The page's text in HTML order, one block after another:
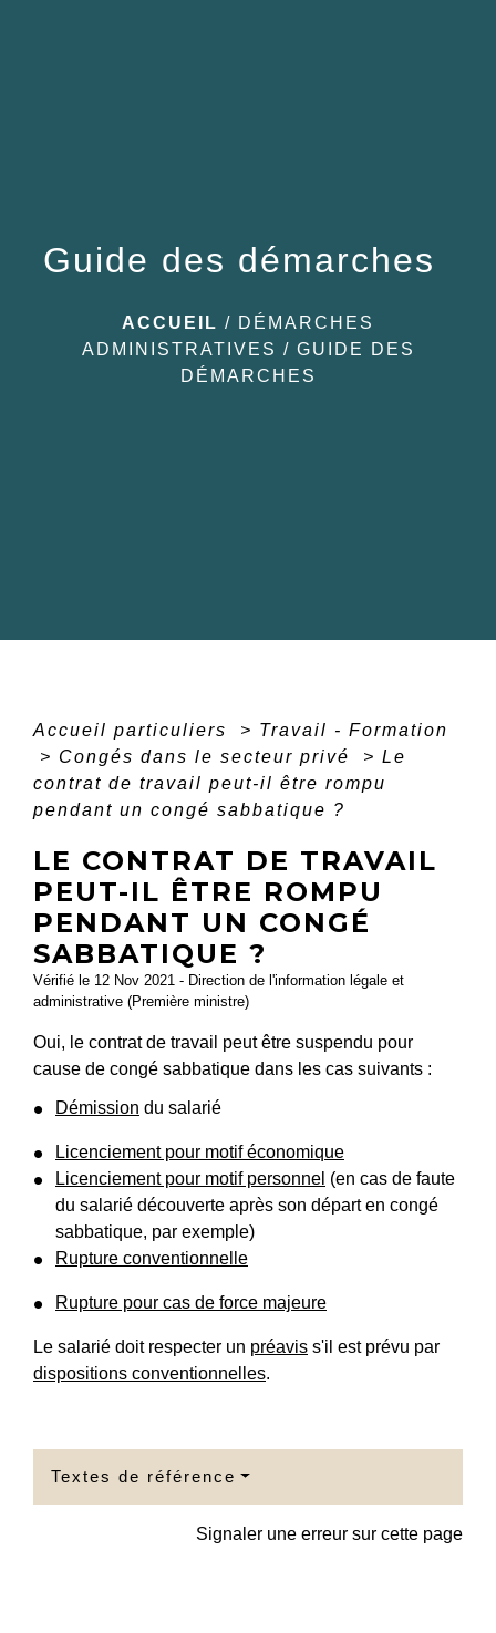
Guide des démarches
ACCUEIL / DÉMARCHES
ADMINISTRATIVES / GUIDE DES
DÉMARCHES
Accueil particuliers > Travail - Formation
> Congés dans le secteur privé > Le
contrat de travail peut-il être rompu
pendant un congé sabbatique ?
LE CONTRAT DE TRAVAIL
PEUT-IL ÊTRE ROMPU
PENDANT UN CONGÉ
SABBATIQUE ?
Vérifié le 12 Nov 2021 - Direction de l'information légale et
administrative (Première ministre)
Oui, le contrat de travail peut être suspendu pour
cause de congé sabbatique dans les cas suivants :
Démission du salarié
Licenciement pour motif économique
Licenciement pour motif personnel (en cas de faute
du salarié découverte après son départ en congé
sabbatique, par exemple)
Rupture conventionnelle
Rupture pour cas de force majeure
Le salarié doit respecter un préavis s'il est prévu par
dispositions conventionnelles.
Textes de référence
Signaler une erreur sur cette page